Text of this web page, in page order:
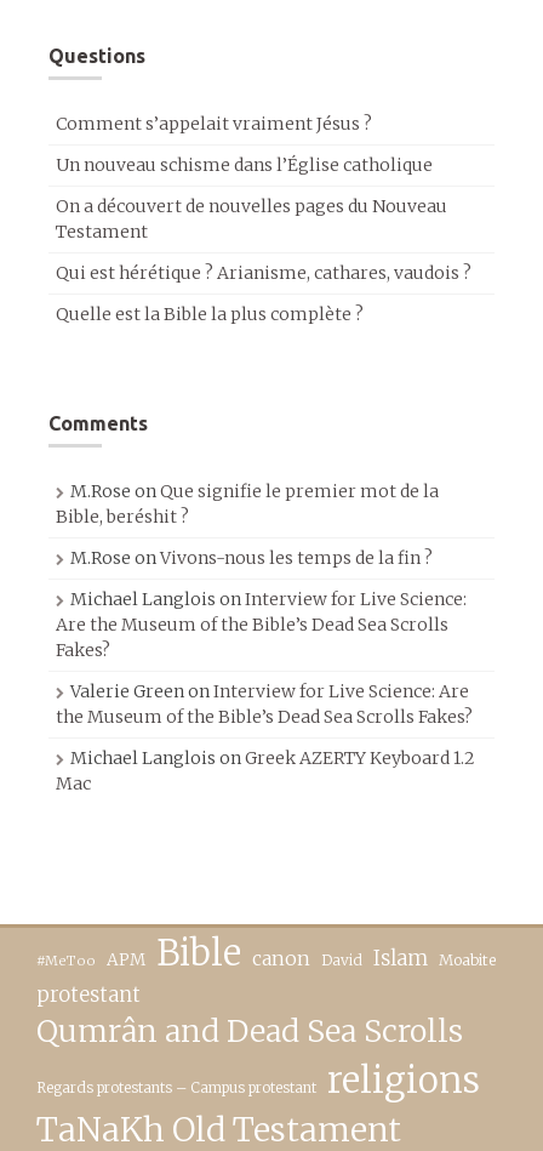
Questions
Comment s’appelait vraiment Jésus ?
Un nouveau schisme dans l’Église catholique
On a découvert de nouvelles pages du Nouveau
Testament
Qui est hérétique ? Arianisme, cathares, vaudois ?
Quelle est la Bible la plus complète ?
Comments
M.Rose onQue signifie le premier mot de la
Bible, beréshit ?
M.Rose onVivons-nous les temps de la fin ?
Michael Langlois onInterview for Live Science:
Are the Museum of the Bible’s Dead Sea Scrolls
Fakes?
Valerie GreenonInterview for Live Science: Are
the Museum of the Bible’s Dead Sea Scrolls Fakes?
Michael Langlois onGreek AZERTY Keyboard 1.2
Mac
#MeToo APM Bible canon David Islam Moabite
protestant
Qumrân and Dead Sea Scrolls
Regards protestants – Campus protestant religions
TaNaKh Old Testament